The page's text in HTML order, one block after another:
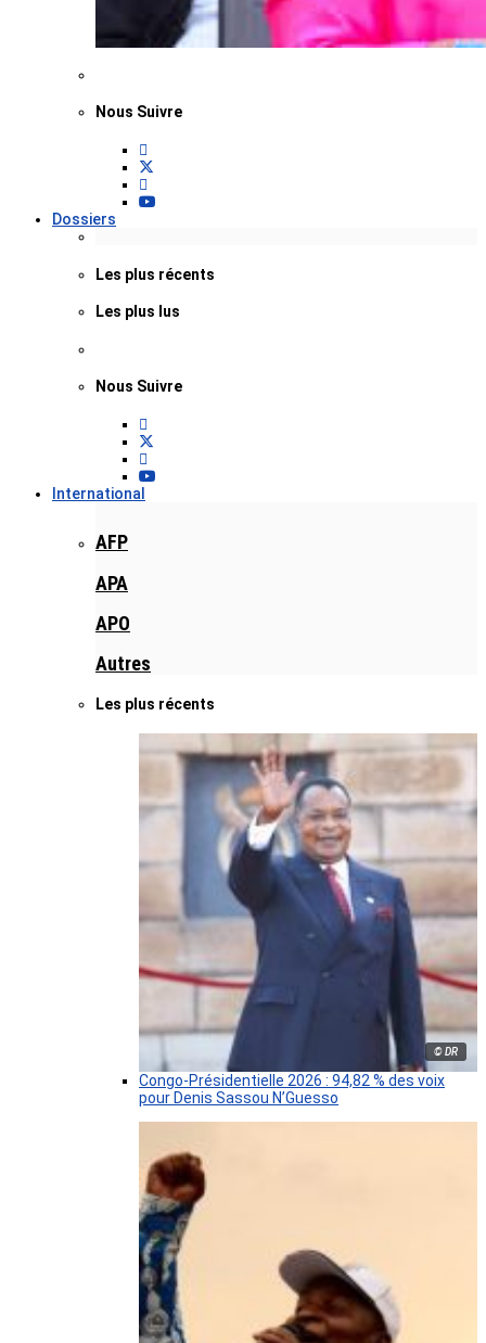
Nous Suivre
Dossiers
Les plus récents
Les plus lus
Nous Suivre
International
AFP
APA
APO
Autres
Les plus récents
© DR
Congo-Présidentielle 2026 : 94,82 % des voix
pour Denis Sassou N’Guesso